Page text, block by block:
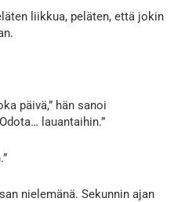
liikkua, peläten, että jokin
päivä,” hän sanoi
lauantaihin.”
nielemänä. Sekunnin ajan